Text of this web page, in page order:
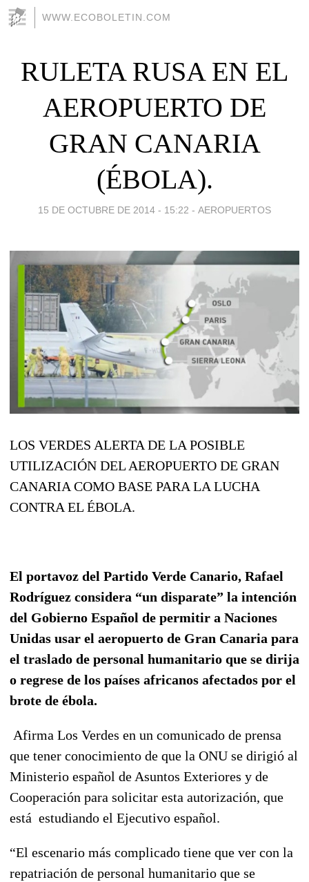
WWW.ECOBOLETIN.COM
RULETA RUSA EN EL
AEROPUERTO DE
GRAN CANARIA
(ÉBOLA).
15 DE OCTUBRE DE 2014 - 15:22 - AEROPUERTOS
LOS VERDES ALERTA DE LA POSIBLE
UTILIZACIÓN DEL AEROPUERTO DE GRAN
CANARIA COMO BASE PARA LA LUCHA
CONTRA EL ÉBOLA.
El portavoz del Partido Verde Canario, Rafael
Rodríguez considera “un disparate” la intención
del Gobierno Español de permitir a Naciones
Unidas usar el aeropuerto de Gran Canaria para
el traslado de personal humanitario que se dirija
o regrese de los países africanos afectados por el
brote de ébola.
Afirma Los Verdes en un comunicado de prensa
que tener conocimiento de que la ONU se dirigió al
Ministerio español de Asuntos Exteriores y de
Cooperación para solicitar esta autorización, que
está estudiando el Ejecutivo español.
“El escenario más complicado tiene que ver con la
repatriación de personal humanitario que se